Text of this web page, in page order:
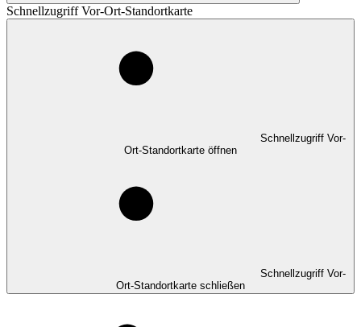
Schnellzugriff Vor-Ort-Standortkarte
Schnellzugriff Vor-
Ort-Standortkarte öffnen
Schnellzugriff Vor-
Ort-Standortkarte schließen